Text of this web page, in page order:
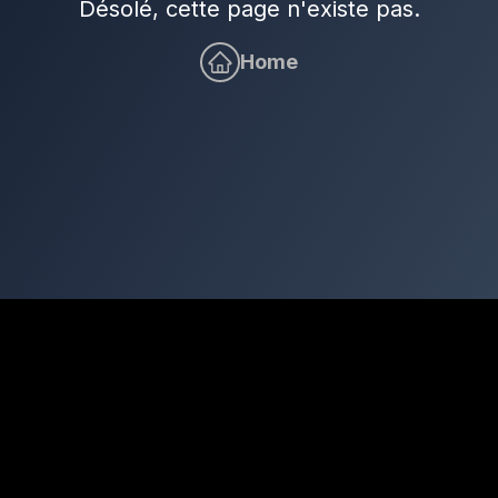
Désolé, cette page n'existe pas.
Home